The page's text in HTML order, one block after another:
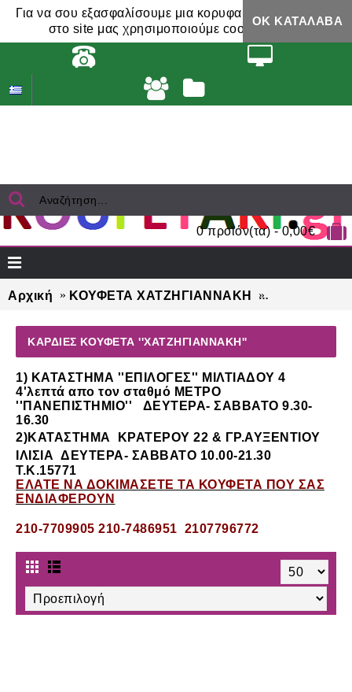
Για να σου εξασφαλίσουμε μια κορυφαία εμπειρία,
στο site μας χρησιμοποιούμε cookies.
ΟΚ ΚΑΤΆΛΑΒΑ
0 προϊόν(τα) - 0,00€
Αρχική ΚΟΥΦΕΤΑ ΧΑΤΖΗΓΙΑΝΝΑΚΗ
ΚΑΡΔΙΕΣ ΚΟΥΦΈΤΑ ''ΧΑΤΖΗΓΙΑΝΝΆΚΗ''
1) ΚΑΤΑΣΤΗΜΑ ''ΕΠΙΛΟΓΕΣ'' ΜΙΛΤΙΑΔΟΥ 4
4'λεπτά απο τον σταθμό ΜΕΤΡΟ
''ΠΑΝΕΠΙΣΤΗΜΙΟ'' ΔΕΥΤΕΡΑ- ΣΑΒΒΑΤΟ 9.30-
16.30
2)ΚΑΤΑΣΤΗΜΑ
ΚΡΑΤΕΡΟΥ 22 & ΓΡ.ΑΥΞΕΝΤΙΟΥ
ΙΛΙΣΙΑ ΔΕΥΤΕΡΑ- ΣΑΒΒΑΤΟ 10.00-21.30
Τ.Κ.15771
ΕΛΑΤΕ ΝΑ ΔΟΚΙΜΑΣΕΤΕ ΤΑ ΚΟΥΦΕΤΑ ΠΟΥ ΣΑΣ
ΕΝΔΙΑΦΕΡΟΥΝ
210-7709905 210-7486951 2107796772